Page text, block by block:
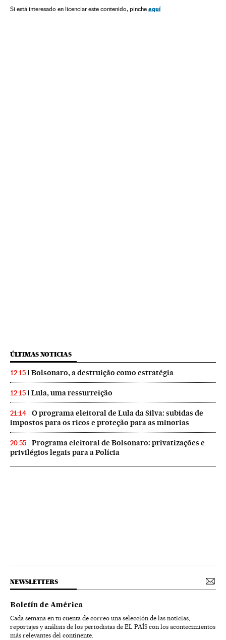
América Esportes
Si está interesado en licenciar este contenido, pinche aquí
ÚLTIMAS NOTICIAS
12:15 Bolsonaro, a destruição como estratégia
12:15 Lula, uma ressurreição
21:14
O programa eleitoral de Lula da Silva: subidas de
impostos para os ricos e proteção para as minorias
20:55
Programa eleitoral de Bolsonaro: privatizações e
privilégios legais para a Polícia
NEWSLETTERS
Boletín de América
Cada semana en tu cuenta de correo una selección de las noticias,
reportajes y análisis de los periodistas de EL PAÍS con los acontecimientos
más relevantes del continente.